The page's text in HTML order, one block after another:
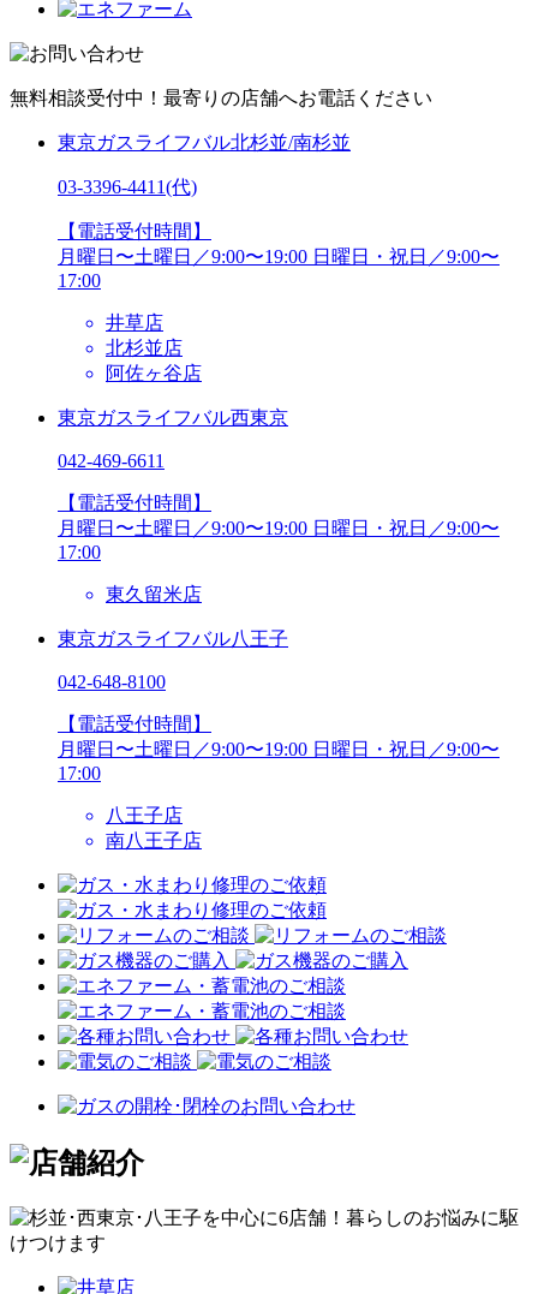
無料相談受付中！最寄りの店舗へお電話ください
東京ガスライフバル北杉並/南杉並
03-3396-4411(代)
【電話受付時間】
月曜日〜土曜日／9:00〜19:00 日曜日・祝日／9:00〜
17:00
井草店
北杉並店
阿佐ヶ谷店
東京ガスライフバル西東京
042-469-6611
【電話受付時間】
月曜日〜土曜日／9:00〜19:00 日曜日・祝日／9:00〜
17:00
東久留米店
東京ガスライフバル八王子
042-648-8100
【電話受付時間】
月曜日〜土曜日／9:00〜19:00 日曜日・祝日／9:00〜
17:00
八王子店
南八王子店